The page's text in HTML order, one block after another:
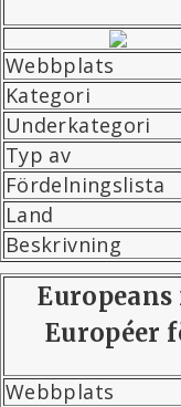
Webbplats
Kategori
Underkategori
Typ av
Fördelningslista
Land
Beskrivning
Européer
Webbplats